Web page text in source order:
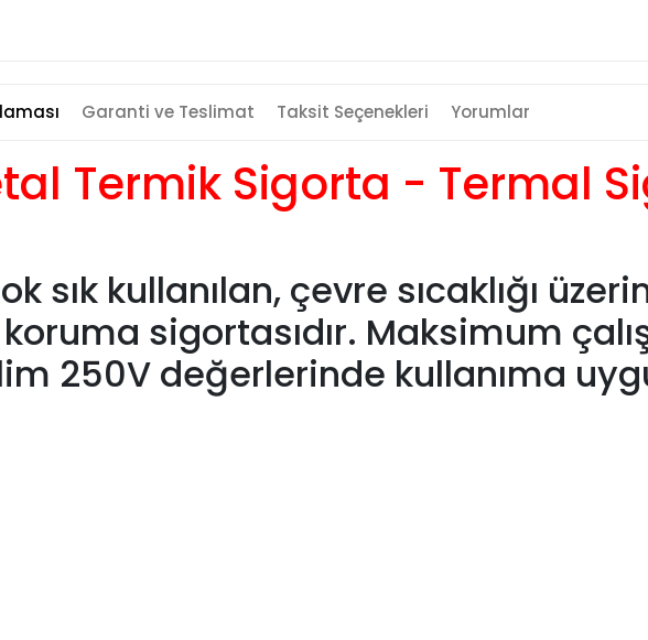
Garanti ve Teslimat Taksit Seçenekleri Yorumlar
Termik Sigorta - Termal
sık kullanılan, çevre sıcaklığı
sigortasıdır. Maksimum
250V değerlerinde kullanıma